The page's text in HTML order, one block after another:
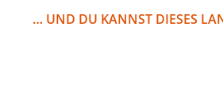
… UND DU KANNST DIESES